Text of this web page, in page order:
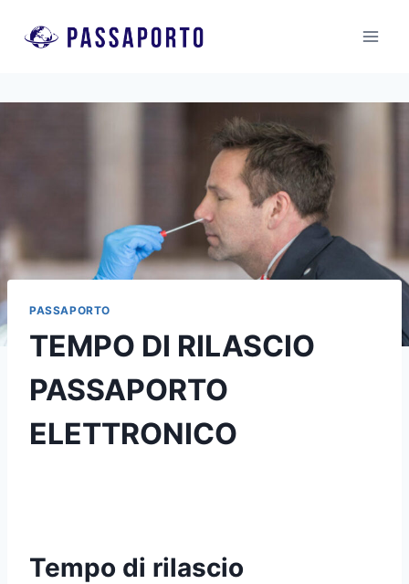
PASSAPORTO
TEMPO DI RILASCIO
PASSAPORTO
ELETTRONICO
Tempo di rilascio